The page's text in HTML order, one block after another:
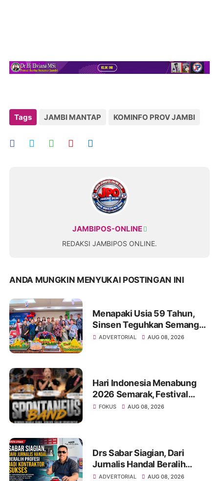
Tags JAMBI MANTAP KOMINFO PROV JAMBI
JAMBIPOS-ONLINE
REDAKSI JAMBIPOS ONLINE.
ANDA MUNGKIN MENYUKAI POSTINGAN INI
Menapaki Usia 59 Tahun,
Sinsen Teguhkan Semangat
“Sustainably Growing”
ADVERTORIAL AUG 08, 2026
Hari Indonesia Menabung
2026 Semarak, Festival
Band Pelajar dan Mahasiswa
2
FOKUS AUG 08, 2026
Drs Sabar Siagian, Dari
Jurnalis Handal Beralih
Profesi Jadi Kontraktor
ADVERTORIAL AUG 08, 2026